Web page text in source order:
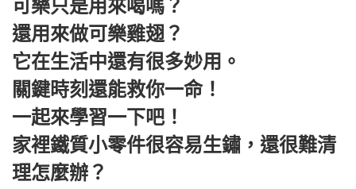
可樂只是用來喝嗎？
還用來做可樂雞翅？
它在生活中還有很多妙用。
關鍵時刻還能救你一命！
一起來學習一下吧！
家裡鐵質小零件很容易生鏽，還很難清
理怎麼辦？